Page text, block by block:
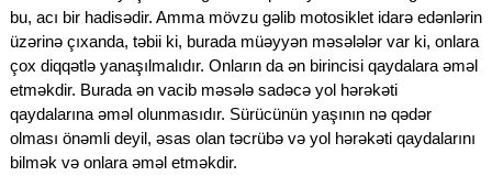
bu, acı bir hadisədir. Amma mövzu gəlib motosiklet idarə edənlərin
üzərinə çıxanda, təbii ki, burada müəyyən məsələlər var ki, onlara
çox diqqətlə yanaşılmalıdır. Onların da ən birincisi qaydalara əməl
etməkdir. Burada ən vacib məsələ sadəcə yol hərəkəti
qaydalarına əməl olunmasıdır. Sürücünün yaşının nə qədər
olması önəmli deyil, əsas olan təcrübə və yol hərəkəti qaydalarını
bilmək və onlara əməl etməkdir.